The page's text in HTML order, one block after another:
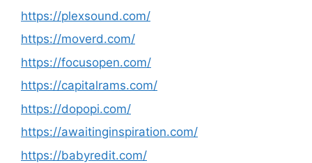
https://plexsound.com/
https://moverd.com/
https://focusopen.com/
https://capitalrams.com/
https://dopopi.com/
https://awaitinginspiration.com/
https://babyredit.com/